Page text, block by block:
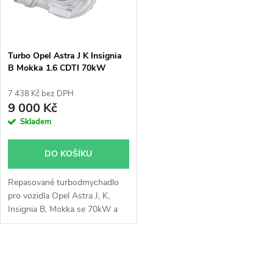
Turbo Opel Astra J K Insignia
B Mokka 1.6 CDTI 70kW
7 438 Kč bez DPH
9 000 Kč
Skladem
DO KOŠÍKU
Repasované turbodmychadlo
pro vozidla Opel Astra J, K,
Insignia B, Mokka se 70kW a
81kW